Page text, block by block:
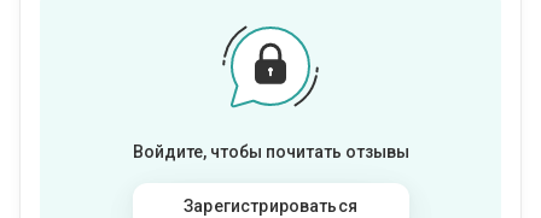
Войдите, чтобы почитать отзывы
Зарегистрироваться